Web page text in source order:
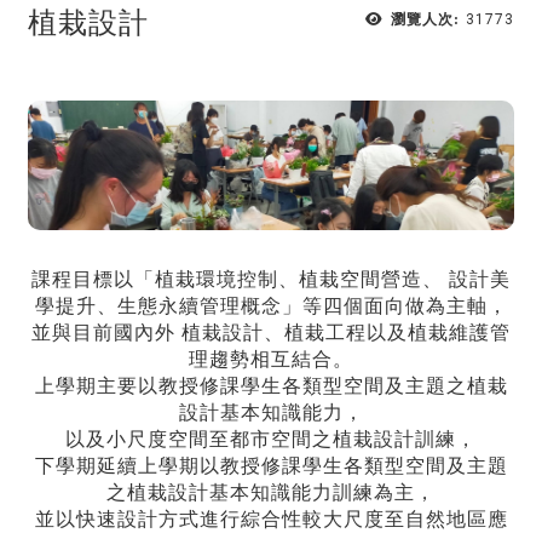
瀏覽人次: 31773
植栽設計
課程目標以「植栽環境控制、植栽空間營造、 設計美
學提升、生態永續管理概念」等四個面向做為主軸，
並與目前國內外 植栽設計、植栽工程以及植栽維護管
理趨勢相互結合。
上學期主要以教授修課學生各類型空間及主題之植栽
設計基本知識能力，
以及小尺度空間至都市空間之植栽設計訓練，
下學期延續上學期以教授修課學生各類型空間及主題
之植栽設計基本知識能力訓練為主，
並以快速設計方式進行綜合性較大尺度至自然地區應